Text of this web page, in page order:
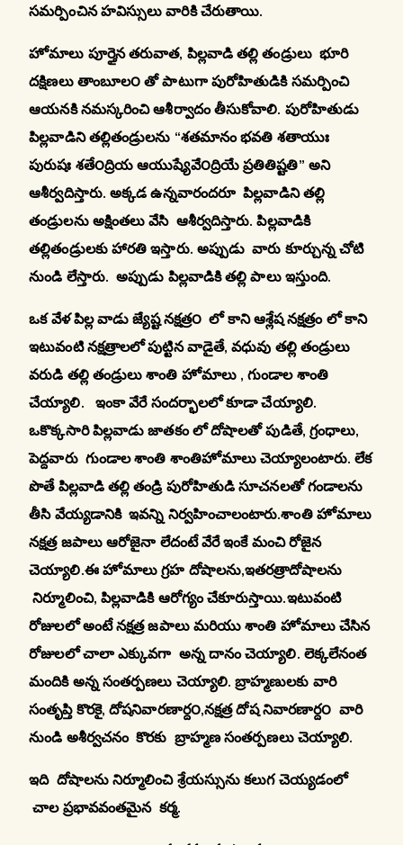
సమర్పించిన హవిస్సులు వారికి చేరుతాయి.
హోమాలు పూర్తైన తరువాత, పిల్లవాడి తల్లి తండ్రులు భూరి
దక్షిణలు తాంబూల౦ తో పాటుగా పురోహితుడికి సమర్పించి
ఆయనకి నమస్కరించి ఆశీర్వాదం తీసుకోవాలి. పురోహితుడు
పిల్లవాడిని తల్లితండ్రులను “శతమానం భవతి శతాయుః
పురుషః శతే౦ద్రియ ఆయుష్యేవే౦ద్రియే ప్రతితిష్టతి” అని
ఆశీర్వదిస్తారు. అక్కడ ఉన్నవారందరూ పిల్లవాడిని తల్లి
తండ్రులను అక్షింతలు వేసి ఆశీర్వదిస్తారు. పిల్లవాడికి
తల్లితండ్రులకు హారతి ఇస్తారు. అప్పుడు వారు కూర్చున్న చోటి
నుండి లేస్తారు. అప్పుడు పిల్లవాడికి తల్లి పాలు ఇస్తుంది.
ఒక వేళ పిల్ల వాడు జ్యేష్ట నక్షత్ర౦ లో కాని ఆశ్లేష నక్షత్రం లో కాని
ఇటువంటి నక్షత్రాలలో పుట్టిన వాడైతే, వధువు తల్లి తండ్రులు
వరుడి తల్లి తండ్రులు శాంతి హోమాలు , గుండాల శాంతి
చేయ్యాలి. ఇంకా వేరే సందర్భాలలో కూడా చేయ్యాలి.
ఒకొక్కసారి పిల్లవాడు జాతకం లో దోషాలతో పుడితే, గ్రంధాలు,
పెద్దవారు గుండాల శాంతి శాంతిహోమాలు చెయ్యాలంటారు. లేక
పొతే పిల్లవాడి తల్లి తండ్రి పురోహితుడి సూచనలతో గండాలను
తీసి వేయ్యడానికి ఇవన్ని నిర్వహించాలంటారు.శాంతి హోమాలు
నక్షత్ర జపాలు ఆరోజైనా లేదంటే వేరే ఇంకే మంచి రోజైన
చెయ్యాలి.ఈ హోమాలు గ్రహ దోషాలను,ఇతరత్రాదోషాలను
నిర్మూలించి, పిల్లవాడికి ఆరోగ్యం చేకూరుస్తాయి.ఇటువంటి
రోజులలో అంటే నక్షత్ర జపాలు మరియు శాంతి హోమాలు చేసిన
రోజులలో చాలా ఎక్కువగా అన్న దానం చెయ్యాలి. లెక్కలేనంత
మందికి అన్న సంతర్పణలు చెయ్యాలి. బ్రాహ్మణులకు వారి
సంతృప్తి కొరకై, దోషనివారణార్ద౦,నక్షత్ర దోష నివారణార్ద౦ వారి
నుండి అశీర్వచనం కొరకు బ్రాహ్మణ సంతర్పణలు చెయ్యాలి.
ఇది దోషాలను నిర్మూలించి శ్రేయస్సును కలుగ చెయ్యడంలో
చాల ప్రభావవంతమైన కర్మ.